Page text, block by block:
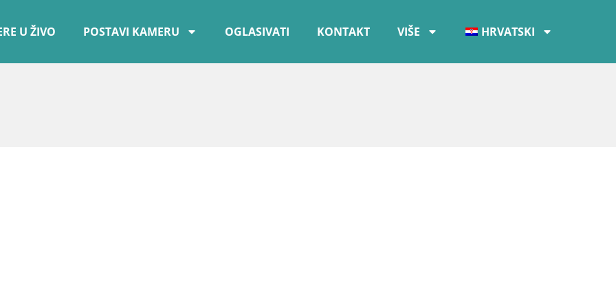
U ŽIVO POSTAVI KAMERU OGLASIVATI KONTAKT VIŠE HRVATSKI